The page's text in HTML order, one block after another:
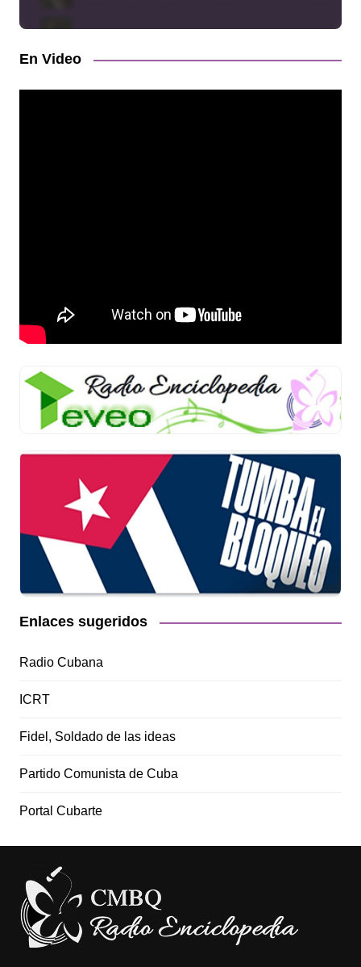
En Video
Enlaces sugeridos
Radio Cubana
ICRT
Fidel, Soldado de las ideas
Partido Comunista de Cuba
Portal Cubarte